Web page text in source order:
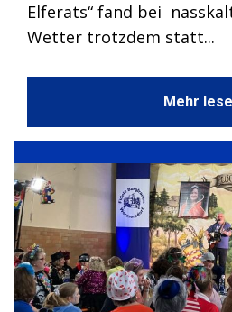
Elferats“ fand bei
Wetter trotzdem statt...
Mehr